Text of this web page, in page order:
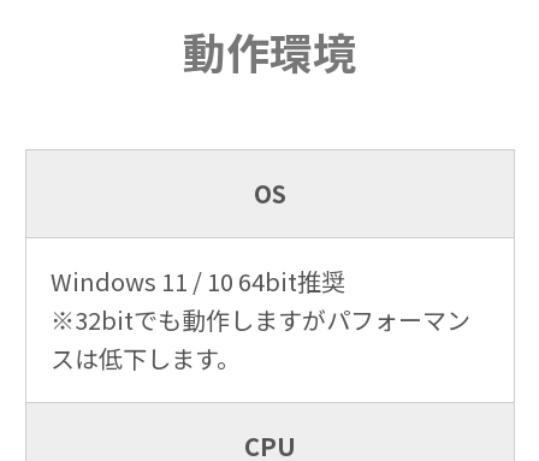
動作環境
OS
Windows 11 / 10 64bit推奨
※32bitでも動作しますがパフォーマン
スは低下します。
CPU